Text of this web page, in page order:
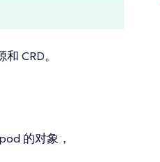
CRD。
的对象，